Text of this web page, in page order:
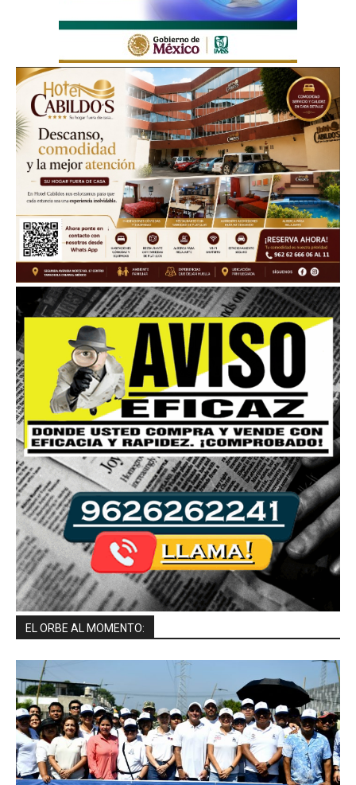
EL ORBE AL MOMENTO: